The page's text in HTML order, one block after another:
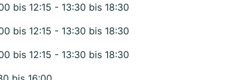
bis 12:15 - 13:30 bis 18:30
bis 12:15 - 13:30 bis 18:30
bis 12:15 - 13:30 bis 18:30